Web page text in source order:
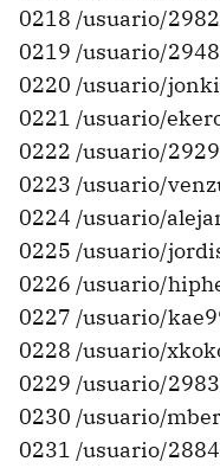
0218 /usuario/
0219 /usuario/
0220 /usuario/
0221 /usuario/
0222 /usuario/
0223 /usuario/
0224 /usuario/
0225 /usuario/
0226 /usuario/
0227 /usuario/
0228 /usuario/
0229 /usuario/
0230 /usuario/
0231 /usuario/